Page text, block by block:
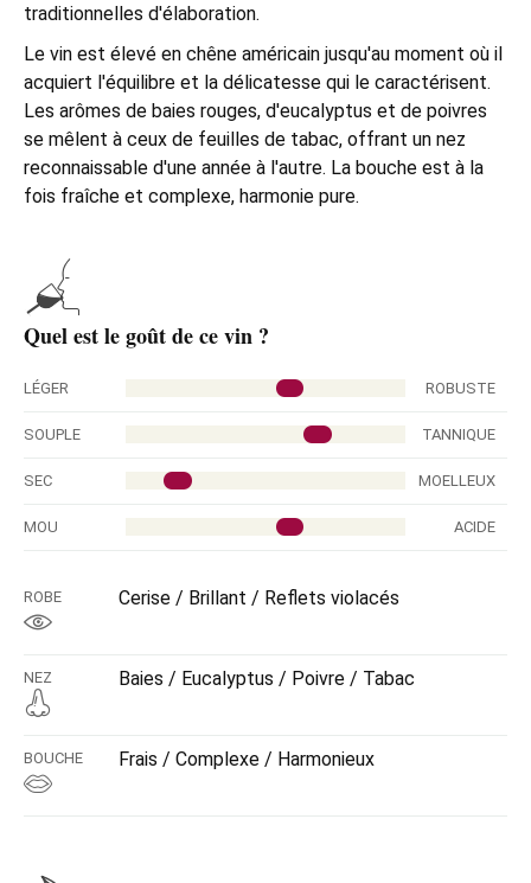
traditionnelles d'élaboration.
Le vin est élevé en chêne américain jusqu'au moment où il
acquiert l'équilibre et la délicatesse qui le caractérisent.
Les arômes de baies rouges, d'eucalyptus et de poivres
se mêlent à ceux de feuilles de tabac, offrant un nez
reconnaissable d'une année à l'autre. La bouche est à la
fois fraîche et complexe, harmonie pure.
Quel est le goût de ce vin ?
LÉGER ROBUSTE
SOUPLE TANNIQUE
SEC MOELLEUX
MOU ACIDE
ROBE Cerise / Brillant / Reflets violacés
NEZ Baies / Eucalyptus / Poivre / Tabac
BOUCHE Frais / Complexe / Harmonieux